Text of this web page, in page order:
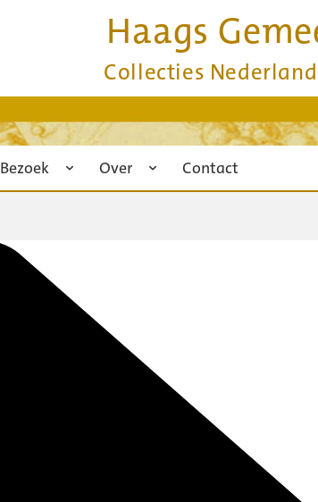
Haags
Collecties
Bezoek Over Contact